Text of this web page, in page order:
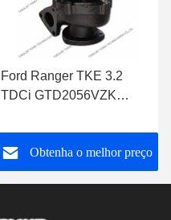
Ford Ranger TKE 3.2
TDCi GTD2056VZK
FB3Q6K682DB
Obtenha o melhor preço